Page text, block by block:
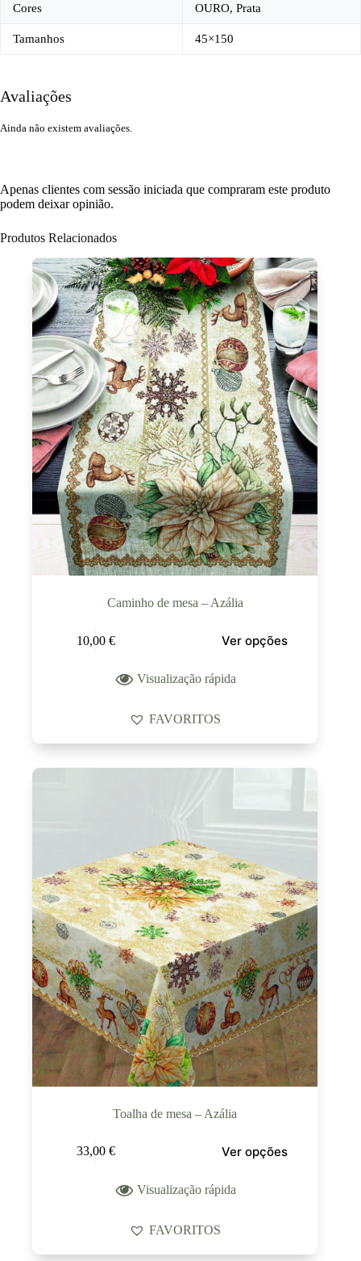
Cores OURO, Prata
Tamanhos 45×150
Avaliações
Ainda não existem avaliações.
Apenas clientes com sessão iniciada que compraram este produto
podem deixar opinião.
Produtos Relacionados
Caminho de mesa – Azália
10,00 € Ver opções
Visualização rápida
FAVORITOS
Toalha de mesa – Azália
33,00 € Ver opções
Visualização rápida
FAVORITOS